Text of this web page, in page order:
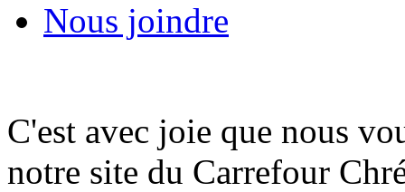
Nous joindre
C'est avec joie que nous
notre site du Carrefour